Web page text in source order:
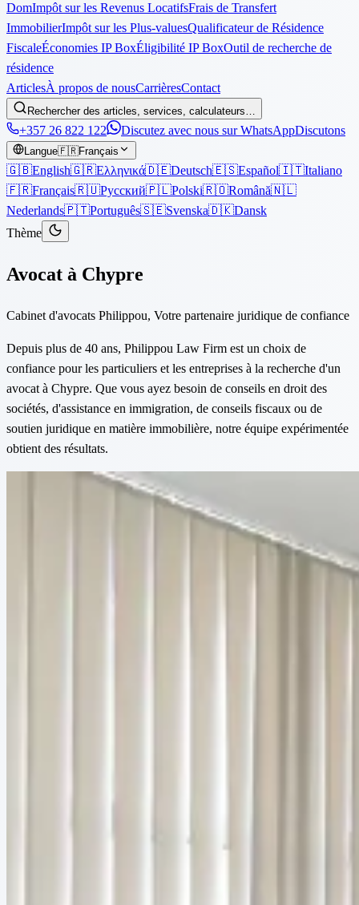
DomImpôt sur les Revenus LocatifsFrais de Transfert
ImmobilierImpôt sur les Plus-valuesQualificateur de Résidence
FiscaleÉconomies IP BoxÉligibilité IP BoxOutil de recherche de
résidence
ArticlesÀ propos de nousCarrièresContact
Rechercher des articles, services, calculateurs…
+357 26 822 122 Discutez avec nous sur WhatsAppDiscutons
Langue🇫🇷Français
🇬🇧English🇬🇷Ελληνικά🇩🇪Deutsch🇪🇸Español🇮🇹Italiano
🇫🇷Français🇷🇺Русский🇵🇱Polski🇷🇴Română🇳🇱
Nederlands🇵🇹Português🇸🇪Svenska🇩🇰Dansk
Thème
Avocat à Chypre
Cabinet d'avocats Philippou, Votre partenaire juridique de confiance
Depuis plus de 40 ans, Philippou Law Firm est un choix de
confiance pour les particuliers et les entreprises à la recherche d'un
avocat à Chypre. Que vous ayez besoin de conseils en droit des
sociétés, d'assistance en immigration, de conseils fiscaux ou de
soutien juridique en matière immobilière, notre équipe expérimentée
obtient des résultats.